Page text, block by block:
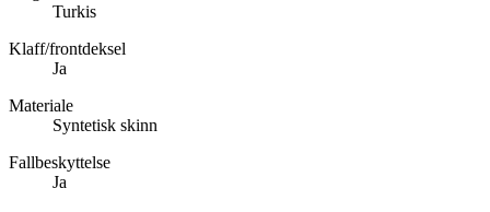
Turkis
Klaff/frontdeksel
Ja
Materiale
Syntetisk skinn
Fallbeskyttelse
Ja